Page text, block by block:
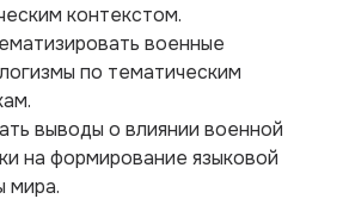
контекстом.
военные
по тематическим
выводы о влиянии военной
на формирование языковой
мира.